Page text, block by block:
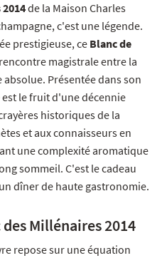
de la Maison Charles
c'est une légende.
prestigieuse, ce Blanc de
magistrale entre la
Présentée dans son
le fruit d'une décennie
historiques de la
et aux connaisseurs en
une complexité aromatique
sommeil. C'est le cadeau
dîner de haute gastronomie.
Millénaires 2014
repose sur une équation